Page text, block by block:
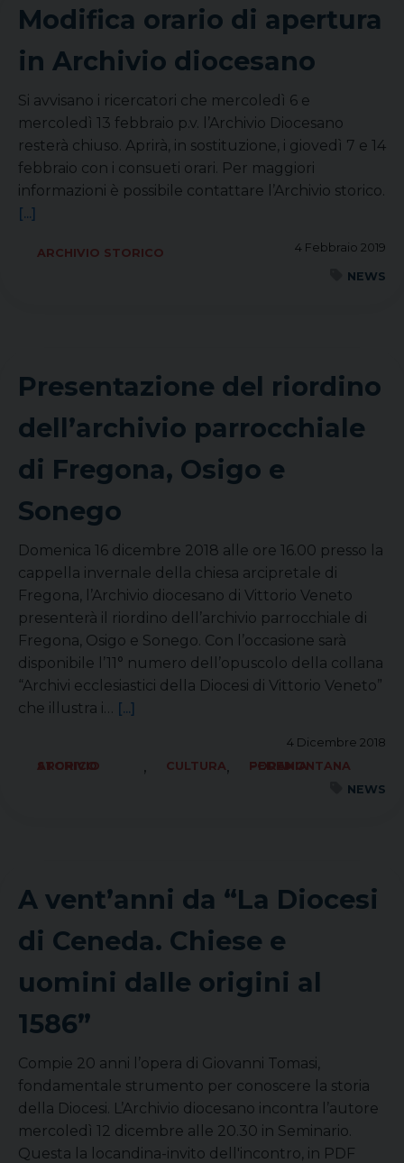
Modifica orario di apertura
in Archivio diocesano
Si avvisano i ricercatori che mercoledì 6 e
mercoledì 13 febbraio p.v. l’Archivio Diocesano
resterà chiuso. Aprirà, in sostituzione, i giovedì 7 e 14
febbraio con i consueti orari. Per maggiori
informazioni è possibile contattare l’Archivio storico.
[...]
4 Febbraio 2019
ARCHIVIO STORICO
NEWS
Presentazione del riordino
dell’archivio parrocchiale
di Fregona, Osigo e
Sonego
Domenica 16 dicembre 2018 alle ore 16.00 presso la
cappella invernale della chiesa arcipretale di
Fregona, l’Archivio diocesano di Vittorio Veneto
presenterà il riordino dell’archivio parrocchiale di
Fregona, Osigo e Sonego. Con l’occasione sarà
disponibile l’11° numero dell’opuscolo della collana
“Archivi ecclesiastici della Diocesi di Vittorio Veneto”
che illustra i… [...]
4 Dicembre 2018
ARCHIVIO STORICO
, CULTURA,
FORANIA PEDEMONTANA
NEWS
A vent’anni da “La Diocesi
di Ceneda. Chiese e
uomini dalle origini al
1586”
Compie 20 anni l’opera di Giovanni Tomasi,
fondamentale strumento per conoscere la storia
della Diocesi. L’Archivio diocesano incontra l’autore
mercoledì 12 dicembre alle 20.30 in Seminario.
Questa la locandina-invito dell'incontro, in PDF